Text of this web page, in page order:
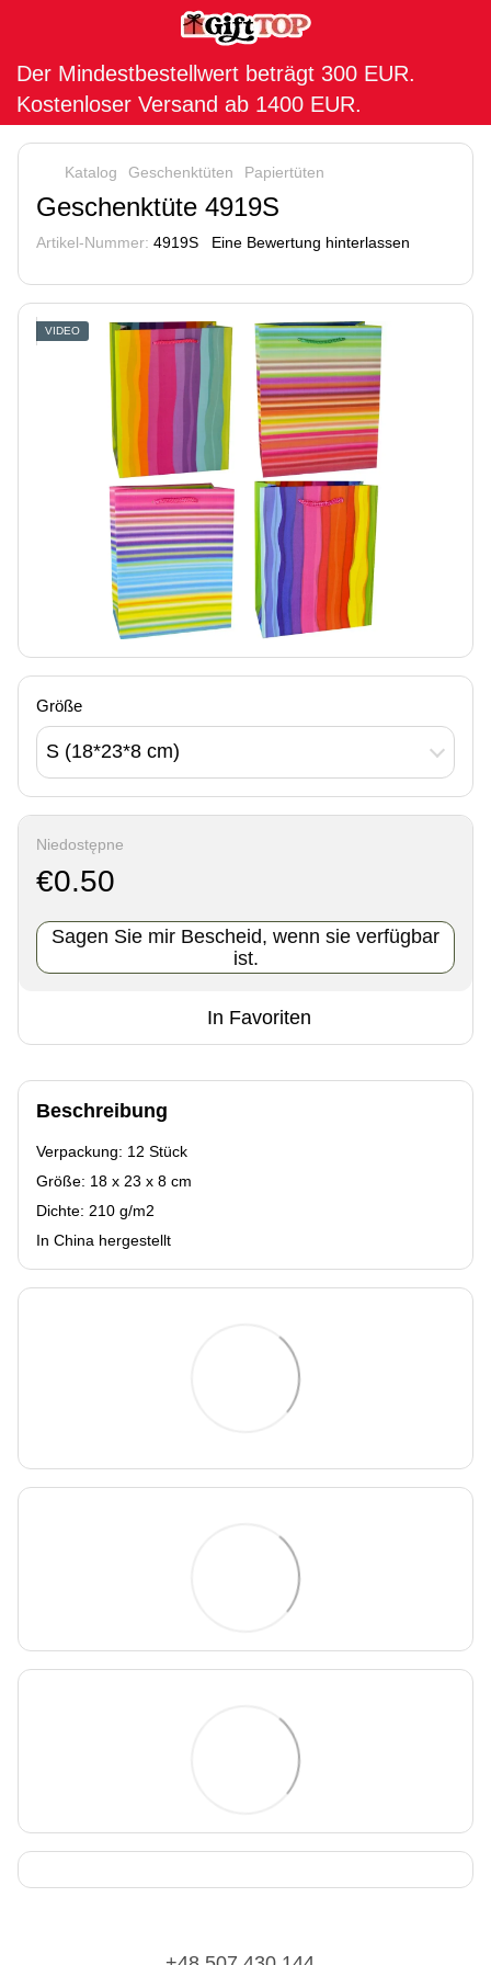
Der Mindestbestellwert beträgt 300 EUR.
Kostenloser Versand ab 1400 EUR.
Katalog Geschenktüten Papiertüten
Geschenktüte 4919S
Artikel-Nummer: 4919S Eine Bewertung hinterlassen
VIDEO
Größe
S (18*23*8 cm)
Niedostępne
€0.50
Sagen Sie mir Bescheid, wenn sie verfügbar
ist.
In Favoriten
Beschreibung
Verpackung: 12 Stück
Größe: 18 x 23 x 8 cm
Dichte: 210 g/m2
In China hergestellt